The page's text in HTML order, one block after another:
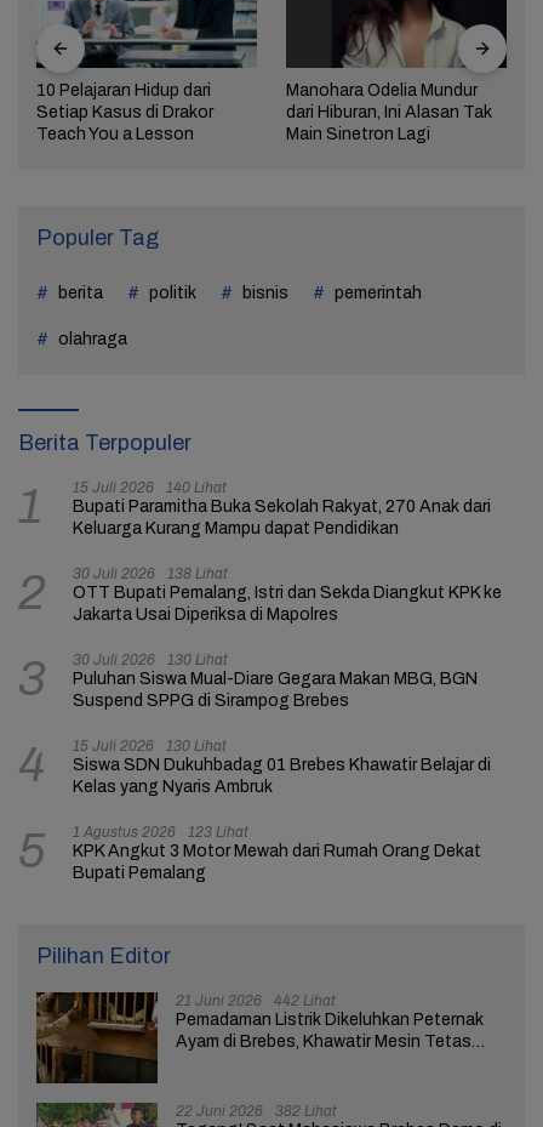
10 Pelajaran Hidup dari
Setiap Kasus di Drakor
Teach You a Lesson
Manohara Odelia Mundur
dari Hiburan, Ini Alasan Tak
Main Sinetron Lagi
Populer Tag
berita politik bisnis pemerintah
olahraga
Berita Terpopuler
1 15 Juli 2026 140 Lihat
Bupati Paramitha Buka Sekolah Rakyat, 270 Anak dari
Keluarga Kurang Mampu dapat Pendidikan
2 30 Juli 2026 138 Lihat
OTT Bupati Pemalang, Istri dan Sekda Diangkut KPK ke
Jakarta Usai Diperiksa di Mapolres
3 30 Juli 2026 130 Lihat
Puluhan Siswa Mual-Diare Gegara Makan MBG, BGN
Suspend SPPG di Sirampog Brebes
4 15 Juli 2026 130 Lihat
Siswa SDN Dukuhbadag 01 Brebes Khawatir Belajar di
Kelas yang Nyaris Ambruk
5 1 Agustus 2026 123 Lihat
KPK Angkut 3 Motor Mewah dari Rumah Orang Dekat
Bupati Pemalang
Pilihan Editor
21 Juni 2026 442 Lihat
Pemadaman Listrik Dikeluhkan Peternak
Ayam di Brebes, Khawatir Mesin Tetas
22 Juni 2026 382 Lihat